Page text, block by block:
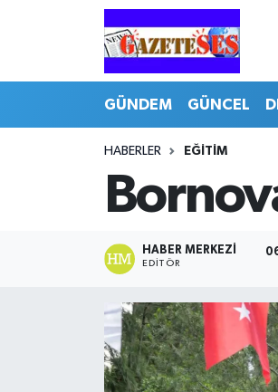
GÜNDEM GÜNCEL
HABERLER EĞİTİM
HABER MERKEZI
EDITÖR